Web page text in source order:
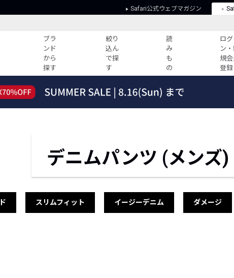
Safari公式ウェブマガジン
ブラ
ンド
から
探す
絞り
込ん
で探
す
読
み
も
の
ログ
ン
規会
登録
すべての記事
HOTなコーデ TOP20
新ブランドご紹介！
会社概要
特定商取引に関する法律
デニムパンツ (メンズ)
スリムフィット イージーデニム ダメージ